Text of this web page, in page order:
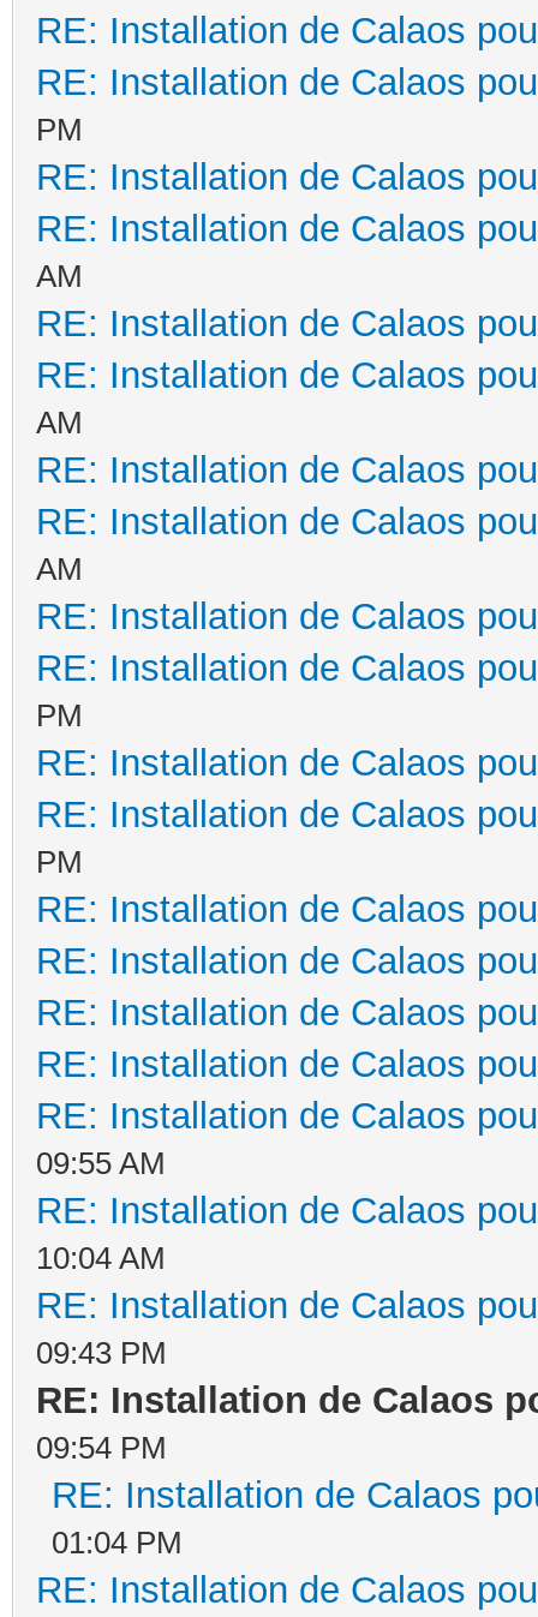
RE: Installation de Calaos
RE: Installation de Calaos
PM
RE: Installation de Calaos
RE: Installation de Calaos
AM
RE: Installation de Calaos
RE: Installation de Calaos
AM
RE: Installation de Calaos
RE: Installation de Calaos
AM
RE: Installation de Calaos
RE: Installation de Calaos
PM
RE: Installation de Calaos
RE: Installation de Calaos
PM
RE: Installation de Calaos
RE: Installation de Calaos
RE: Installation de Calaos
RE: Installation de Calaos
RE: Installation de Calaos
09:55 AM
RE: Installation de Calaos
10:04 AM
RE: Installation de Calaos
09:43 PM
RE: Installation de Calaos
09:54 PM
RE: Installation de Calaos
01:04 PM
RE: Installation de Calaos